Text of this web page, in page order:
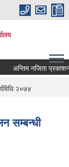
अन्तिम नजिता प्रकाशन
२०७४
सम्बन्धी